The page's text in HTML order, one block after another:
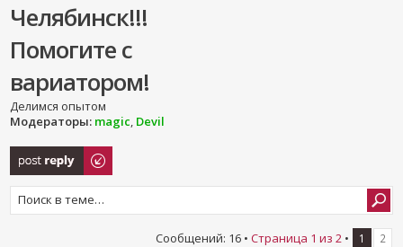
Челябинск!!!
Помогите с
вариатором!
Делимся опытом
Модераторы: magic, Devil
Ответить
Сообщений: 16 • Страница 1 из 2 • 1 2